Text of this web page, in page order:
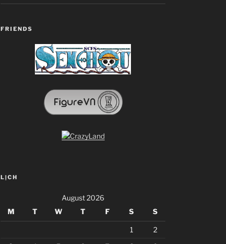
FRIENDS
LỊCH
August 2026
M
T W T F S S
1
2